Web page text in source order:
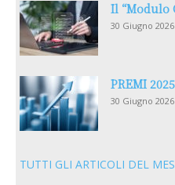
Il “Modulo
30 Giugno 2026
PREMI
30 Giugno 2026
TUTTI GLI ARTICOLI DEL